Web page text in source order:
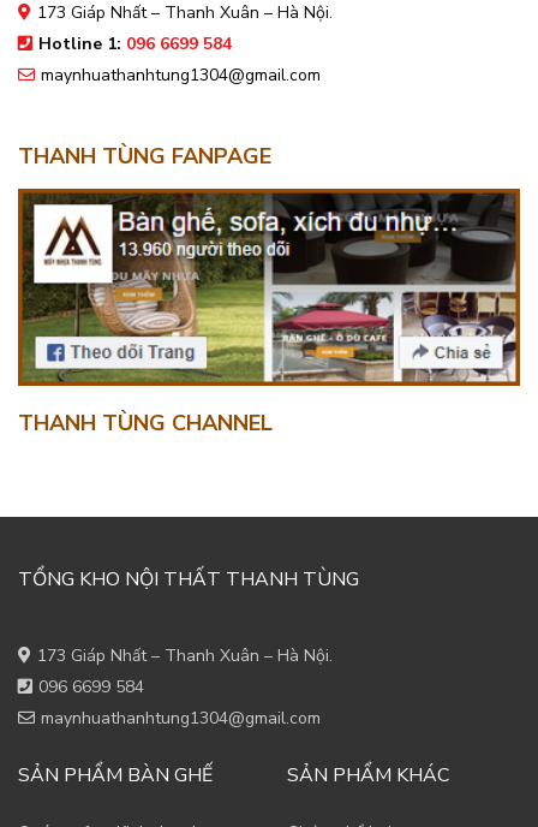
173 Giáp Nhất – Thanh Xuân – Hà Nội.
Hotline 1: 096 6699 584
maynhuathanhtung1304@gmail.com
THANH TÙNG FANPAGE
THANH TÙNG CHANNEL
TỔNG KHO NỘI THẤT THANH TÙNG
173 Giáp Nhất – Thanh Xuân – Hà Nội.
096 6699 584
maynhuathanhtung1304@gmail.com
SẢN PHẨM BÀN GHẾ SẢN PHẨM KHÁC